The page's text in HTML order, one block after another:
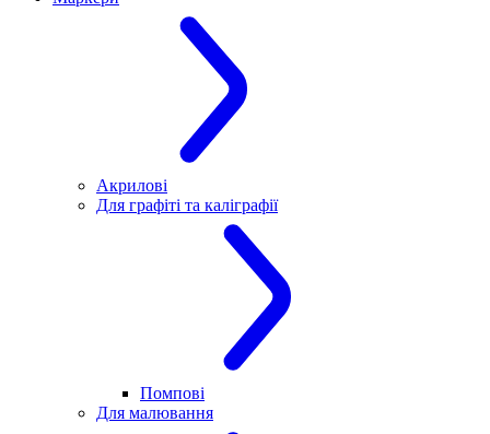
Акрилові
Для графіті та каліграфії
Помпові
Для малювання